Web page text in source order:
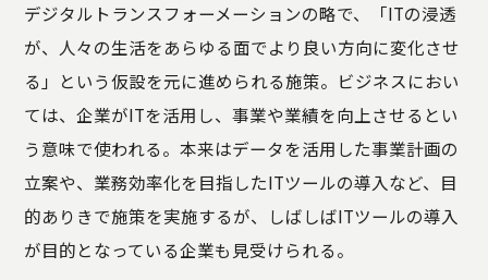
PRIVACY
POLICY
SECURITY
POLICY
特定商取引
に基づく表
記
デジタルトランスフォーメーションの略で、「ITの浸透
が、人々の生活をあらゆる面でより良い方向に変化させ
る」という仮設を元に進められる施策。ビジネスにおい
ては、企業がITを活用し、事業や業績を向上させるとい
う意味で使われる。本来はデータを活用した事業計画の
立案や、業務効率化を目指したITツールの導入など、目
的ありきで施策を実施するが、しばしばITツールの導入
が目的となっている企業も見受けられる。